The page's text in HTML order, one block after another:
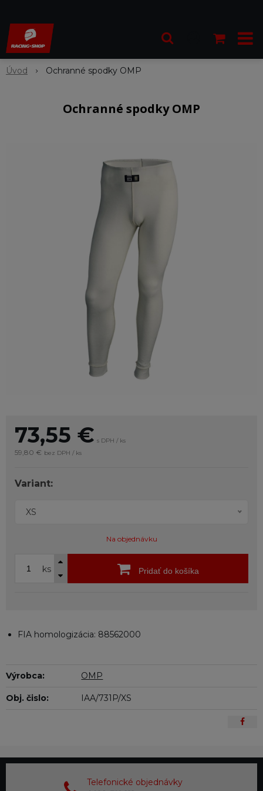
Úvod Ochranné spodky OMP
Ochranné spodky OMP
73,55 € s DPH / ks
59,80 € bez DPH / ks
Variant:
XS
Na objednávku
ks Pridať do košíka
FIA homologizácia: 88562000
Výrobca: OMP
Obj. čislo: IAA/731P/XS
Telefonické objednávky